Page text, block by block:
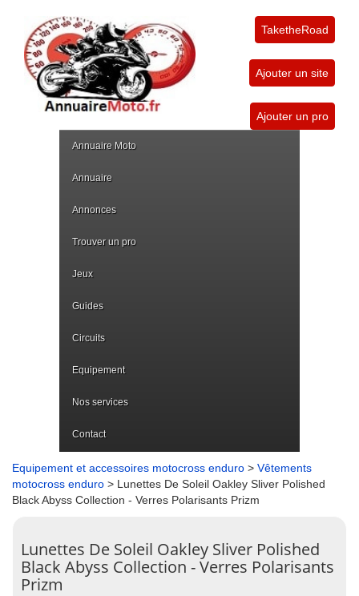
TaketheRoad
Ajouter un site
Ajouter un pro
Annuaire Moto
Annuaire
Annonces
Trouver un pro
Jeux
Guides
Circuits
Equipement
Nos services
Contact
Equipement et accessoires motocross enduro > Vêtements
motocross enduro > Lunettes De Soleil Oakley Sliver Polished
Black Abyss Collection - Verres Polarisants Prizm
Lunettes De Soleil Oakley Sliver Polished
Black Abyss Collection - Verres Polarisants
Prizm